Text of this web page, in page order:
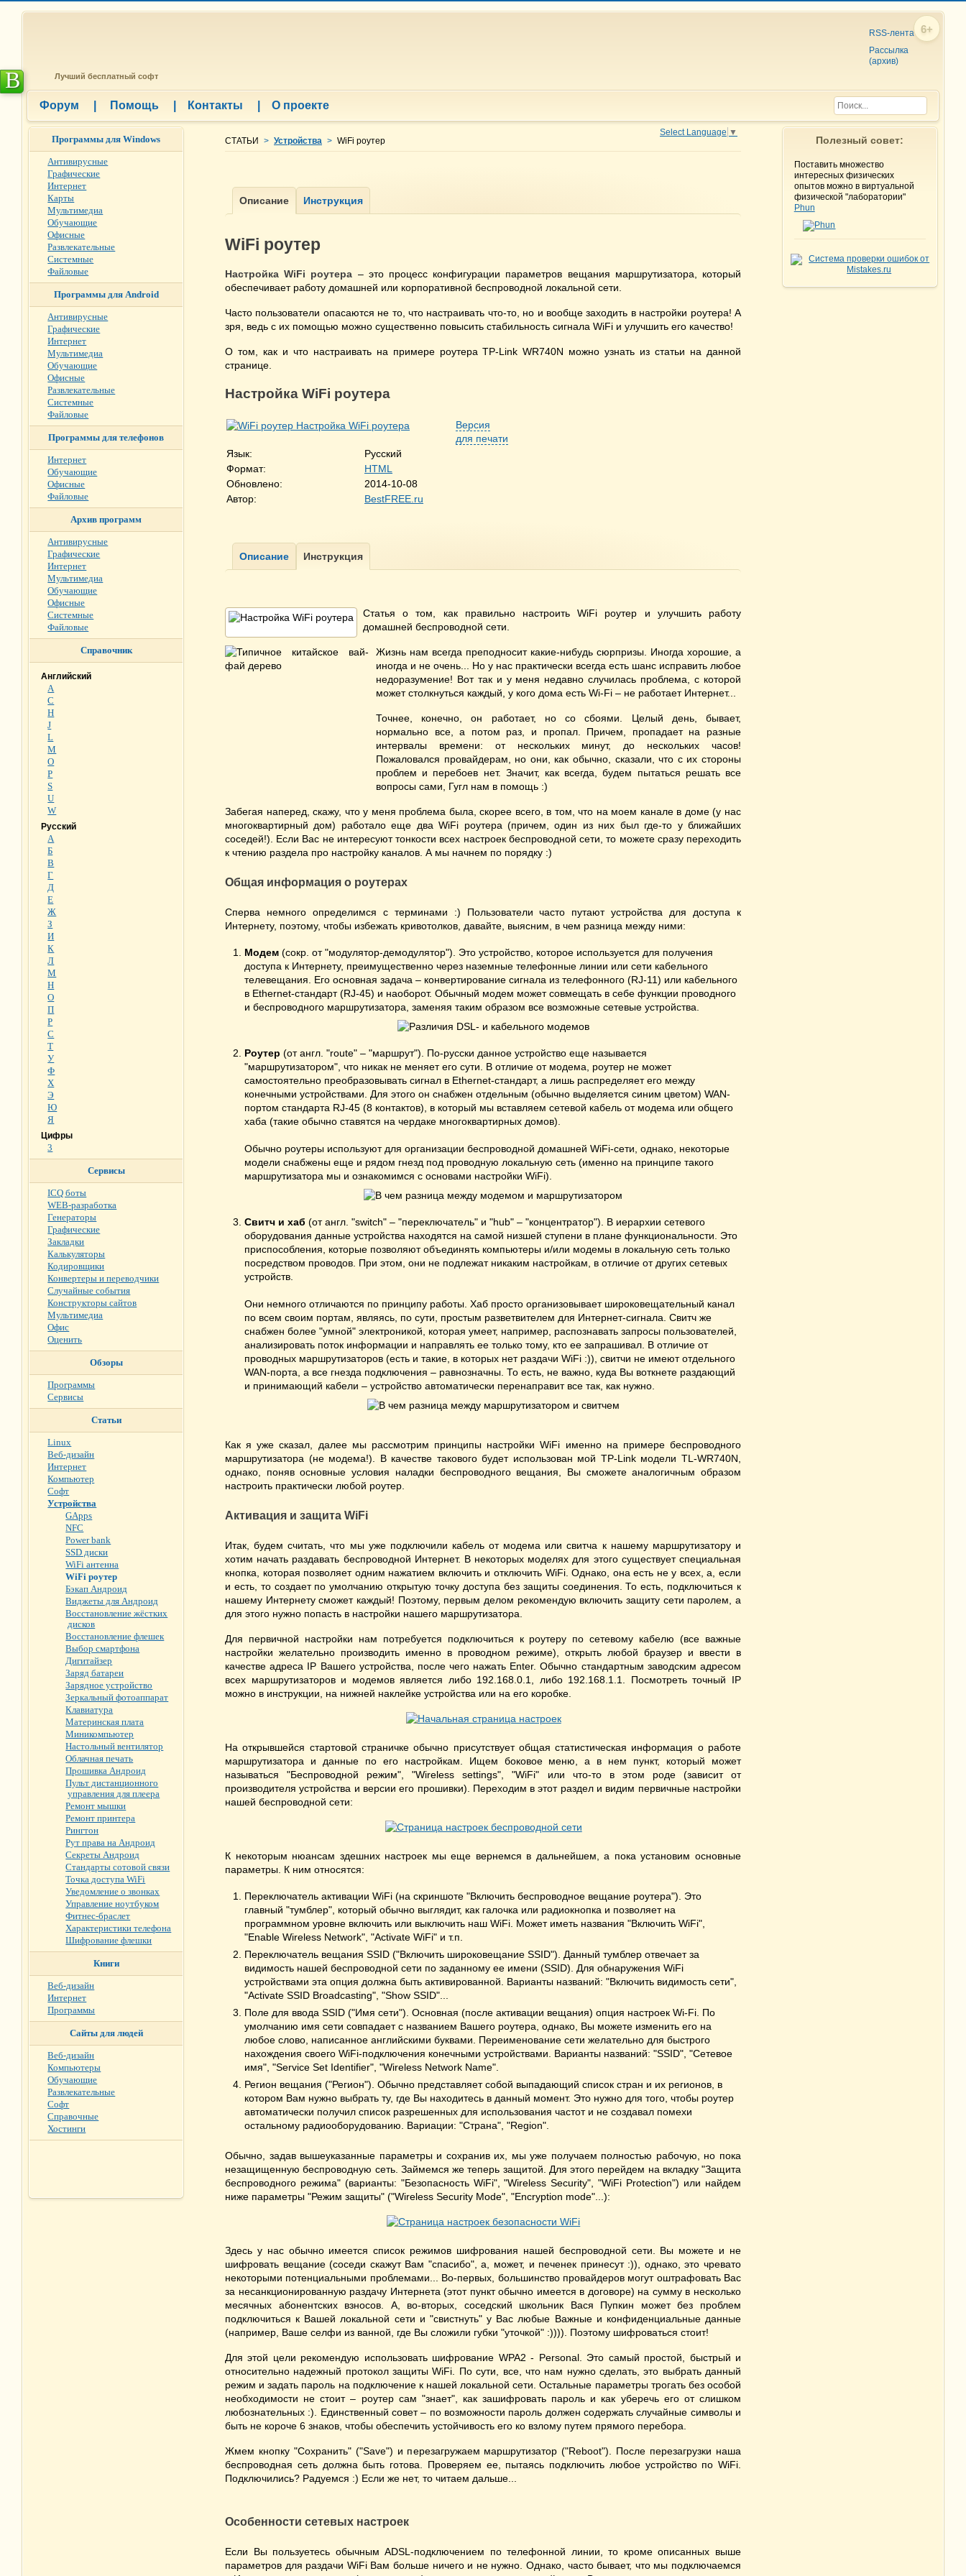
6+
RSS-лента
Рассылка
(архив)
Лучший бесплатный софт
Форум Помощь Контакты О проекте
СТАТЬИ > Устройства > WiFi роутер
Select Language ▼
WiFi роутер
B
Настройка WiFi роутера – это процесс конфигурации параметров вещания маршрутизатора, который
обеспечивает работу домашней или корпоративной беспроводной локальной сети.
Часто пользователи опасаются не то, что настраивать что-то, но и вообще заходить в настройки роутера! А
зря, ведь с их помощью можно существенно повысить стабильность сигнала WiFi и улучшить его качество!
О том, как и что настраивать на примере роутера TP-Link WR740N можно узнать из статьи на данной
странице.
Настройка WiFi роутера
Версия
для печати
Язык:
Русский
Формат:
HTML
Обновлено:
2014-10-08
Автор:
BestFREE.ru
Статья о том, как правильно настроить WiFi роутер и улучшить работу
домашней беспроводной сети.
Жизнь нам всегда преподносит какие-нибудь сюрпризы. Иногда хорошие, а
иногда и не очень... Но у нас практически всегда есть шанс исправить любое
недоразумение! Вот так и у меня недавно случилась проблема, с которой
может столкнуться каждый, у кого дома есть Wi-Fi – не работает Интернет...
Точнее, конечно, он работает, но со сбоями. Целый день, бывает,
нормально все, а потом раз, и пропал. Причем, пропадает на разные
интервалы времени: от нескольких минут, до нескольких часов!
Пожаловался провайдерам, но они, как обычно, сказали, что с их стороны
проблем и перебоев нет. Значит, как всегда, будем пытаться решать все
вопросы сами, Гугл нам в помощь :)
Забегая наперед, скажу, что у меня проблема была, скорее всего, в том, что на моем канале в доме (у нас
многоквартирный дом) работало еще два WiFi роутера (причем, один из них был где-то у ближайших
соседей!). Если Вас не интересуют тонкости всех настроек беспроводной сети, то можете сразу переходить
к чтению раздела про настройку каналов. А мы начнем по порядку :)
Общая информация о роутерах
Сперва немного определимся с терминами :) Пользователи часто путают устройства для доступа к
Интернету, поэтому, чтобы избежать кривотолков, давайте, выясним, в чем разница между ними:
Модем (сокр. от "модулятор-демодулятор"). Это устройство, которое используется для получения
доступа к Интернету, преимущественно через наземные телефонные линии или сети кабельного
телевещания. Его основная задача – конвертирование сигнала из телефонного (RJ-11) или кабельного
в Ethernet-стандарт (RJ-45) и наоборот. Обычный модем может совмещать в себе функции проводного
и беспроводного маршрутизатора, заменяя таким образом все возможные сетевые устройства.
Роутер (от англ. "route" – "маршрут"). По-русски данное устройство еще называется
"маршрутизатором", что никак не меняет его сути. В отличие от модема, роутер не может
самостоятельно преобразовывать сигнал в Ethernet-стандарт, а лишь распределяет его между
конечными устройствами. Для этого он снабжен отдельным (обычно выделяется синим цветом) WAN-
портом стандарта RJ-45 (8 контактов), в который мы вставляем сетевой кабель от модема или общего
хаба (такие обычно ставятся на чердаке многоквартирных домов).
Обычно роутеры используют для организации беспроводной домашней WiFi-сети, однако, некоторые
модели снабжены еще и рядом гнезд под проводную локальную сеть (именно на принципе такого
маршрутизатора мы и ознакомимся с основами настройки WiFi).
Свитч и хаб (от англ. "switch" – "переключатель" и "hub" – "концентратор"). В иерархии сетевого
оборудования данные устройства находятся на самой низшей ступени в плане функциональности. Это
приспособления, которые позволяют объединять компьютеры и/или модемы в локальную сеть только
посредством проводов. При этом, они не подлежат никаким настройкам, в отличие от других сетевых
устройств.
Они немного отличаются по принципу работы. Хаб просто организовывает широковещательный канал
по всем своим портам, являясь, по сути, простым разветвителем для Интернет-сигнала. Свитч же
снабжен более "умной" электроникой, которая умеет, например, распознавать запросы пользователей,
анализировать поток информации и направлять ее только тому, кто ее запрашивал. В отличие от
проводных маршрутизаторов (есть и такие, в которых нет раздачи WiFi :)), свитчи не имеют отдельного
WAN-порта, а все гнезда подключения – равнозначны. То есть, не важно, куда Вы воткнете раздающий
и принимающий кабели – устройство автоматически перенаправит все так, как нужно.
Как я уже сказал, далее мы рассмотрим принципы настройки WiFi именно на примере беспроводного
маршрутизатора (не модема!). В качестве такового будет использован мой TP-Link модели TL-WR740N,
однако, поняв основные условия наладки беспроводного вещания, Вы сможете аналогичным образом
настроить практически любой роутер.
Активация и защита WiFi
Итак, будем считать, что мы уже подключили кабель от модема или свитча к нашему маршрутизатору и
хотим начать раздавать беспроводной Интернет. В некоторых моделях для этого существует специальная
кнопка, которая позволяет одним нажатием включить и отключить WiFi. Однако, она есть не у всех, а, если
и есть, то создает по умолчанию открытую точку доступа без защиты соединения. То есть, подключиться к
нашему Интернету сможет каждый! Поэтому, первым делом рекомендую включить защиту сети паролем, а
для этого нужно попасть в настройки нашего маршрутизатора.
Для первичной настройки нам потребуется подключиться к роутеру по сетевому кабелю (все важные
настройки желательно производить именно в проводном режиме), открыть любой браузер и ввести в
качестве адреса IP Вашего устройства, после чего нажать Enter. Обычно стандартным заводским адресом
всех маршрутизаторов и модемов является либо 192.168.0.1, либо 192.168.1.1. Посмотреть точный IP
можно в инструкции, на нижней наклейке устройства или на его коробке.
На открывшейся стартовой страничке обычно присутствует общая статистическая информация о работе
маршрутизатора и данные по его настройкам. Ищем боковое меню, а в нем пункт, который может
называться "Беспроводной режим", "Wireless settings", "WiFi" или что-то в этом роде (зависит от
производителя устройства и версии его прошивки). Переходим в этот раздел и видим первичные настройки
нашей беспроводной сети:
К некоторым нюансам здешних настроек мы еще вернемся в дальнейшем, а пока установим основные
параметры. К ним относятся:
Переключатель активации WiFi (на скриншоте "Включить беспроводное вещание роутера"). Это
главный "тумблер", который обычно выглядит, как галочка или радиокнопка и позволяет на
программном уровне включить или выключить наш WiFi. Может иметь названия "Включить WiFi",
"Enable Wireless Network", "Activate WiFi" и т.п.
Переключатель вещания SSID ("Включить широковещание SSID"). Данный тумблер отвечает за
видимость нашей беспроводной сети по заданному ее имени (SSID). Для обнаружения WiFi
устройствами эта опция должна быть активированной. Варианты названий: "Включить видимость сети",
"Activate SSID Broadcasting", "Show SSID"...
Поле для ввода SSID ("Имя сети"). Основная (после активации вещания) опция настроек Wi-Fi. По
умолчанию имя сети совпадает с названием Вашего роутера, однако, Вы можете изменить его на
любое слово, написанное английскими буквами. Переименование сети желательно для быстрого
нахождения своего WiFi-подключения конечными устройствами. Варианты названий: "SSID", "Сетевое
имя", "Service Set Identifier", "Wireless Network Name".
Регион вещания ("Регион"). Обычно представляет собой выпадающий список стран и их регионов, в
котором Вам нужно выбрать ту, где Вы находитесь в данный момент. Это нужно для того, чтобы роутер
автоматически получил список разрешенных для использования частот и не создавал помехи
остальному радиооборудованию. Вариации: "Страна", "Region".
Обычно, задав вышеуказанные параметры и сохранив их, мы уже получаем полностью рабочую, но пока
незащищенную беспроводную сеть. Займемся же теперь защитой. Для этого перейдем на вкладку "Защита
беспроводного режима" (варианты: "Безопасность WiFi", "Wireless Security", "WiFi Protection") или найдем
ниже параметры "Режим защиты" ("Wireless Security Mode", "Encryption mode"...):
Здесь у нас обычно имеется список режимов шифрования нашей беспроводной сети. Вы можете и не
шифровать вещание (соседи скажут Вам "спасибо", а, может, и печенек принесут :)), однако, это чревато
некоторыми потенциальными проблемами... Во-первых, большинство провайдеров могут оштрафовать Вас
за несанкционированную раздачу Интернета (этот пункт обычно имеется в договоре) на сумму в несколько
месячных абонентских взносов. А, во-вторых, соседский школьник Вася Пупкин может без проблем
подключиться к Вашей локальной сети и "свистнуть" у Вас любые Важные и конфиденциальные данные
(например, Ваше селфи из ванной, где Вы сложили губки "уточкой" :)))). Поэтому шифроваться стоит!
Для этой цели рекомендую использовать шифрование WPA2 - Personal. Это самый простой, быстрый и
относительно надежный протокол защиты WiFi. По сути, все, что нам нужно сделать, это выбрать данный
режим и задать пароль на подключение к нашей локальной сети. Остальные параметры трогать без особой
необходимости не стоит – роутер сам "знает", как зашифровать пароль и как уберечь его от слишком
любознательных :). Единственный совет – по возможности пароль должен содержать случайные символы и
быть не короче 6 знаков, чтобы обеспечить устойчивость его ко взлому путем прямого перебора.
Жмем кнопку "Сохранить" ("Save") и перезагружаем маршрутизатор ("Reboot"). После перезагрузки наша
беспроводная сеть должна быть готова. Проверяем ее, пытаясь подключить любое устройство по WiFi.
Подключились? Радуемся :) Если же нет, то читаем дальше...
Особенности сетевых настроек
Если Вы пользуетесь обычным ADSL-подключением по телефонной линии, то кроме описанных выше
параметров для раздачи WiFi Вам больше ничего и не нужно. Однако, часто бывает, что мы подключаемся
Программы для Windows
Антивирусные
Графические
Интернет
Карты
Мультимедиа
Обучающие
Офисные
Развлекательные
Системные
Файловые
Программы для Android
Антивирусные
Графические
Интернет
Мультимедиа
Обучающие
Офисные
Развлекательные
Системные
Файловые
Программы для телефонов
Интернет
Обучающие
Офисные
Файловые
Архив программ
Антивирусные
Графические
Интернет
Мультимедиа
Обучающие
Офисные
Системные
Файловые
Справочник
Английский
A
C
H
J
L
M
O
P
S
U
W
Русский
А
Б
В
Г
Д
Е
Ж
З
И
К
Л
М
Н
О
П
Р
С
Т
У
Ф
Х
Э
Ю
Я
Цифры
3
Сервисы
ICQ боты
WEB-разработка
Генераторы
Графические
Закладки
Калькуляторы
Кодировщики
Конвертеры и переводчики
Случайные события
Конструкторы сайтов
Мультимедиа
Офис
Оценить
Обзоры
Программы
Сервисы
Статьи
Linux
Веб-дизайн
Интернет
Компьютер
Софт
Устройства
GApps
NFC
Power bank
SSD диски
WiFi антенна
WiFi роутер
Бэкап Андроид
Виджеты для Андроид
Восстановление жёстких
дисков
Восстановление флешек
Выбор смартфона
Дигитайзер
Заряд батареи
Зарядное устройство
Зеркальный фотоаппарат
Клавиатура
Материнская плата
Миникомпьютер
Настольный вентилятор
Облачная печать
Прошивка Андроид
Пульт дистанционного
управления для плеера
Ремонт мышки
Ремонт принтера
Рингтон
Рут права на Андроид
Секреты Андроид
Стандарты сотовой связи
Точка доступа WiFi
Уведомление о звонках
Управление ноутбуком
Фитнес-браслет
Характеристики телефона
Шифрование флешки
Книги
Веб-дизайн
Интернет
Программы
Сайты для людей
Веб-дизайн
Компьютеры
Обучающие
Развлекательные
Софт
Справочные
Хостинги
Полезный совет:
Поставить множество
интересных физических
опытов можно в виртуальной
физической "лаборатории"
Phun